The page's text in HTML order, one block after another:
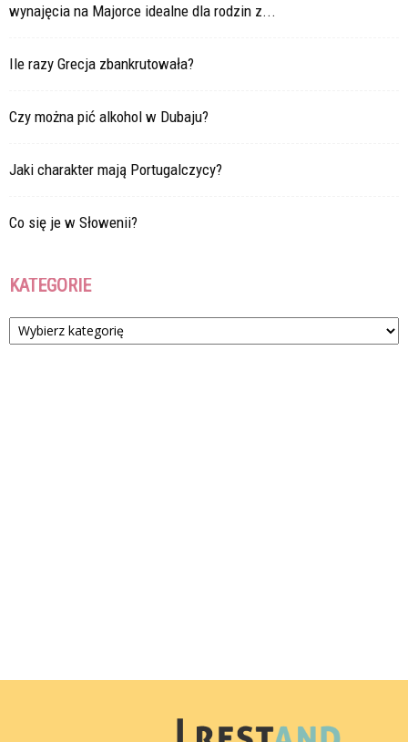
wynajęcia na Majorce idealne dla rodzin z...
Ile razy Grecja zbankrutowała?
Czy można pić alkohol w Dubaju?
Jaki charakter mają Portugalczycy?
Co się je w Słowenii?
KATEGORIE
Kategorie